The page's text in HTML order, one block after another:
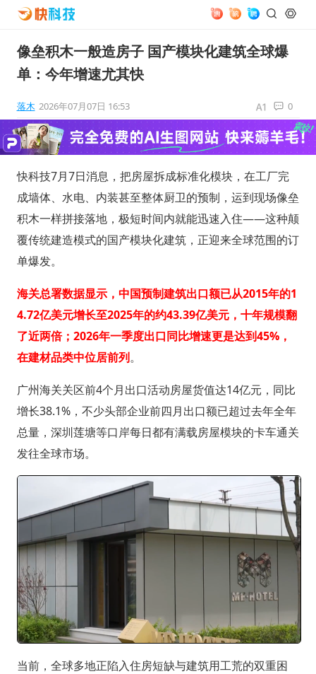
像垒积木一般造房子 国产模块化建筑全球爆
单：今年增速尤其快
落木 2026年07月07日 16:53 0
快科技7月7日消息，把房屋拆成标准化模块，在工厂完
成墙体、水电、内装甚至整体厨卫的预制，运到现场像垒
积木一样拼接落地，极短时间内就能迅速入住——这种颠
覆传统建造模式的国产模块化建筑，正迎来全球范围的订
单爆发。
海关总署数据显示，中国预制建筑出口额已从2015年的1
4.72亿美元增长至2025年的约43.39亿美元，十年规模翻
了近两倍；2026年一季度出口同比增速更是达到45%，
在建材品类中位居前列。
广州海关关区前4个月出口活动房屋货值达14亿元，同比
增长38.1%，不少头部企业前四月出口额已超过去年全年
总量，深圳莲塘等口岸每日都有满载房屋模块的卡车通关
发往全球市场。
当前，全球多地正陷入住房短缺与建筑用工荒的双重困